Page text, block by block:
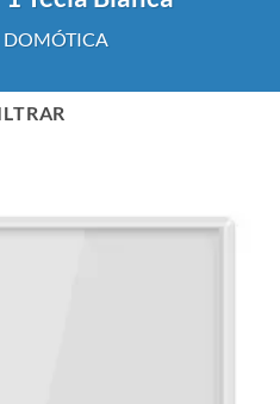
DOMÓTICA